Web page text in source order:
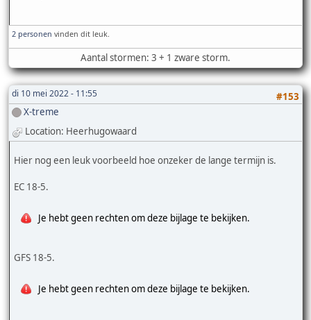
2 personen vinden dit leuk.
Aantal stormen: 3 + 1 zware storm.
di 10 mei 2022 - 11:55
#153
X-treme
Location: Heerhugowaard
Hier nog een leuk voorbeeld hoe onzeker de lange termijn is.
EC 18-5.
Je hebt geen rechten om deze bijlage te bekijken.
GFS 18-5.
Je hebt geen rechten om deze bijlage te bekijken.